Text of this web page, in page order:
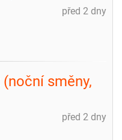
před 2 dny
směny,
před 2 dny